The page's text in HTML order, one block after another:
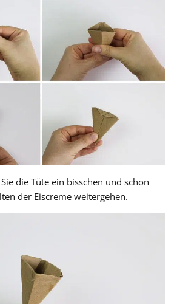
die Tüte ein bisschen und schon
der Eiscreme weitergehen.